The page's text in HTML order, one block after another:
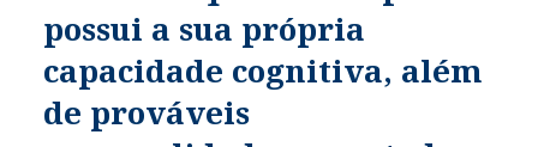
possui a sua própria
capacidade cognitiva, além
de prováveis